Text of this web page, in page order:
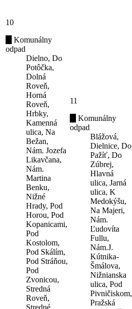
10
Komunálny
odpad
Dielno, Do
Potôčka,
Dolná
Roveň,
Horná
Roveň,
Hrbky,
Kamenná
ulica, Na
Bežan,
Nám. Jozefa
Likavčana,
Nám.
Martina
Benku,
Nižné
Hrady, Pod
Horou, Pod
Kopanicami,
Pod
Kostolom,
Pod Skálím,
Pod Stráňou,
Pod
Zvonicou,
Stredná
Roveň,
Stredné
11
Komunálny
odpad
Blážová,
Dielnice, Do
Pažíť, Do
Zúbrej,
Hlavná
ulica, Jarná
ulica, K
Medokýšu,
Na Majeri,
Nám.
Ľudovíta
Fullu,
Nám.J.
Kútnika-
Šmálova,
Nižnianska
ulica, Pod
Pivničiskom,
Pražská